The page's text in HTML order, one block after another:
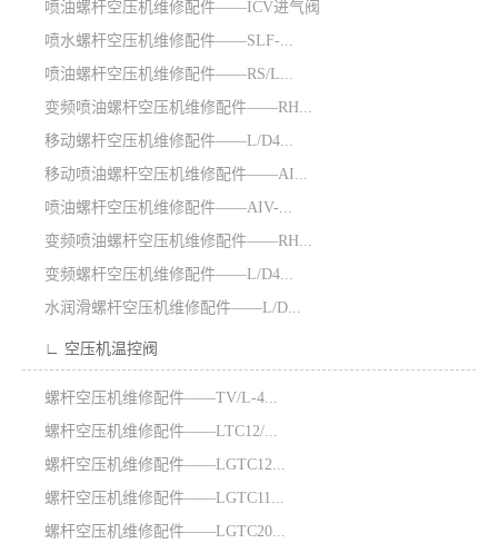
喷油螺杆空压机维修配件——ICV进气阀
喷水螺杆空压机维修配件——SLF-...
喷油螺杆空压机维修配件——RS/L...
变频喷油螺杆空压机维修配件——RH...
移动螺杆空压机维修配件——L/D4...
移动喷油螺杆空压机维修配件——AI...
喷油螺杆空压机维修配件——AIV-...
变频喷油螺杆空压机维修配件——RH...
变频螺杆空压机维修配件——L/D4...
水润滑螺杆空压机维修配件——L/D...
∟ 空压机温控阀
螺杆空压机维修配件——TV/L-4...
螺杆空压机维修配件——LTC12/...
螺杆空压机维修配件——LGTC12...
螺杆空压机维修配件——LGTC11...
螺杆空压机维修配件——LGTC20...